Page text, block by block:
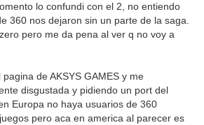
lo confundi con el 2, no entiendo
360 nos dejaron sin un parte de la saga.
pero me da pena al ver q no voy a
de AKSYS GAMES y me
disgustada y pidiendo un port del
Europa no haya usuarios de 360
pero aca en america al parecer es